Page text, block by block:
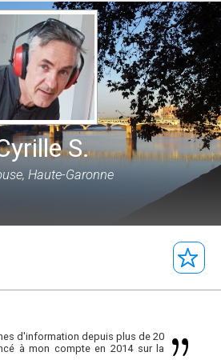
S.
Haute-Garonne
d'information depuis plus de 20
à mon compte en 2014 sur la